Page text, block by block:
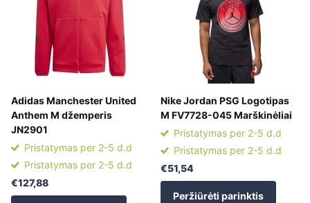
Adidas Manchester United
Anthem M džemperis
JN2901
Pristatymas per 2-5 d.d
Pristatymas per 2-5 d.d
€127,88
Nike Jordan PSG Logotipas
M FV7728-045 Marškinėliai
Pristatymas per 2-5 d.d
Pristatymas per 2-5 d.d
€51,54
Peržiūrėti parinktis